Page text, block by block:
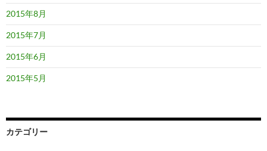
2015年8月
2015年7月
2015年6月
2015年5月
カテゴリー